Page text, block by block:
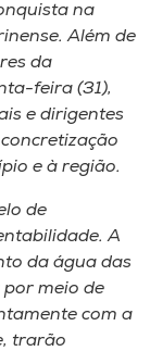
na
Além de
da
feira (31),
e dirigentes
e à região.
de
A
da água das
meio de
com a
trarão